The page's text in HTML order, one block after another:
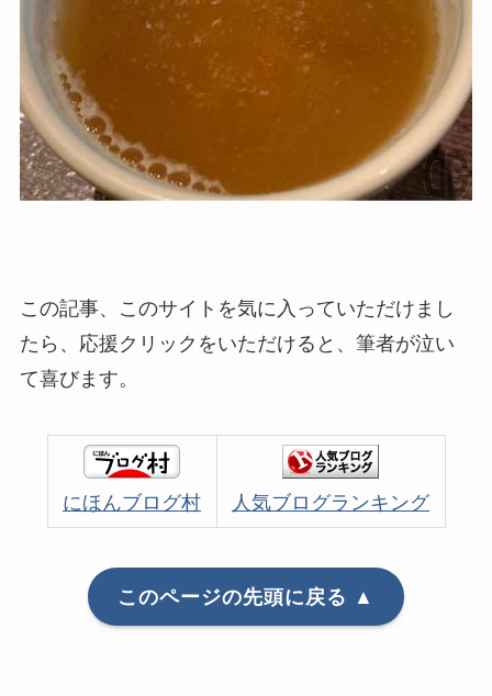
この記事、このサイトを気に入っていただけまし
たら、応援クリックをいただけると、筆者が泣い
て喜びます。
にほんブログ村 人気ブログランキング
このページの先頭に戻る ▲